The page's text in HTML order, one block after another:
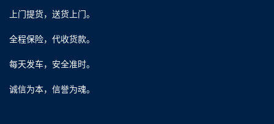
上门提货，送货上门。
全程保险，代收货款。
每天发车，安全准时。
诚信为本，信誉为魂。